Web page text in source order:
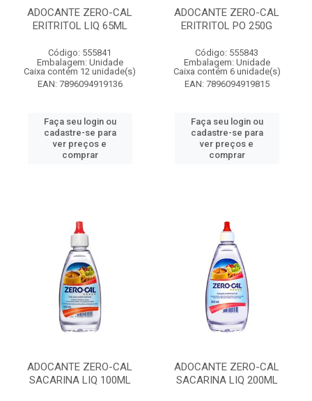
ADOCANTE ZERO-CAL
ERITRITOL LIQ 65ML
Código: 555841
Embalagem: Unidade
Caixa contém 12 unidade(s)
EAN: 7896094919136
Faça seu login ou
cadastre-se para
ver preços e
comprar
ADOCANTE ZERO-CAL
ERITRITOL PO 250G
Código: 555843
Embalagem: Unidade
Caixa contém 6 unidade(s)
EAN: 7896094919815
Faça seu login ou
cadastre-se para
ver preços e
comprar
ADOCANTE ZERO-CAL
SACARINA LIQ 100ML
ADOCANTE ZERO-CAL
SACARINA LIQ 200ML